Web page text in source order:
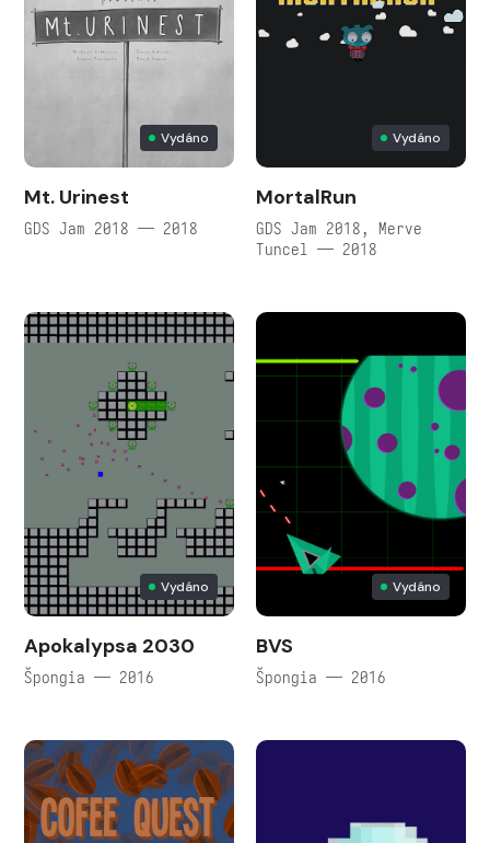
Vydáno
Mt. Urinest
GDS Jam 2018 — 2018
Vydáno
MortalRun
GDS Jam 2018, Merve
Tuncel — 2018
Vydáno
Apokalypsa 2030
Špongia — 2016
Vydáno
BVS
Špongia — 2016